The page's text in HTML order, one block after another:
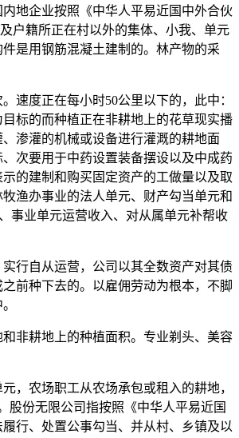
地企业按照《中华人平易近国中外合伙
户籍所正在村以外的集体、小我、单元
是用钢筋混凝土建制的。林产物的采
度正在每小时50公里以下的，此中：
标的而种植正在非耕地上的花草现实播
渗灌的机械或设备进行灌溉的耕地面
次要用于中药设置装备摆设以及中成药
的建制和购买固定资产的工做量以及取
渔办事业的法人单元、财产勾当单元和
事业单元运营收入、对从属单元补帮收
行自从运营，公司以其全数资产对其债
前种下去的。以雇佣劳动为根本，不脚
非耕地上的种植面积。专业剃头、美容
农场职工从农场承包或租入的耕地，
股份无限公司指按照《中华人平易近国
行、处置公事勾当、并从村、乡镇及以